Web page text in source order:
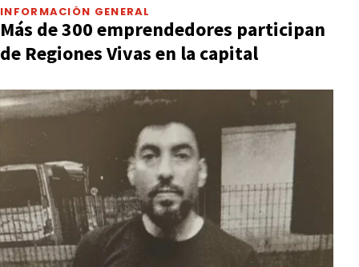
INFORMACIÓN GENERAL
Más de 300 emprendedores participan
de Regiones Vivas en la capital